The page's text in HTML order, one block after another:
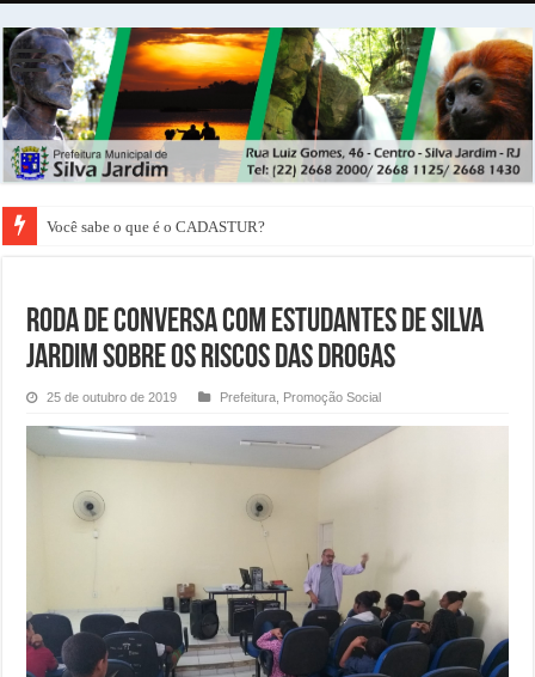
Você sabe o que é o CADASTUR?
Roda de Conversa com Estudantes de Silva
Jardim sobre os Riscos das Drogas
25 de outubro de 2019 Prefeitura Promoção Social